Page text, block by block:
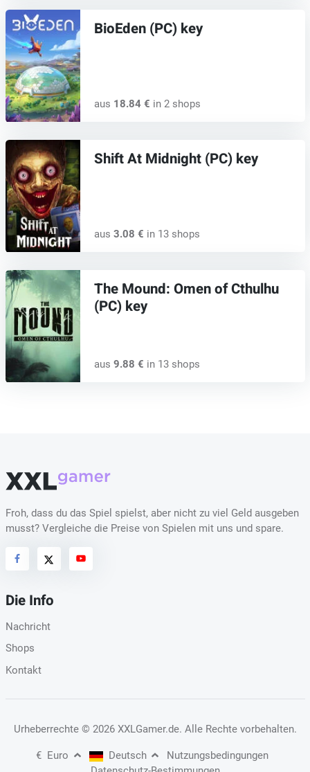
BioEden (PC) key
aus 18.84 € in 2 shops
Shift At Midnight (PC) key
aus 3.08 € in 13 shops
The Mound: Omen of Cthulhu
(PC) key
aus 9.88 € in 13 shops
Froh, dass du das Spiel spielst, aber nicht zu viel Geld ausgeben
musst? Vergleiche die Preise von Spielen mit uns und spare.
Die Info
Nachricht
Shops
Kontakt
Urheberrechte © 2026 XXLGamer.de. Alle Rechte vorbehalten.
€ Euro Deutsch
Nutzungsbedingungen